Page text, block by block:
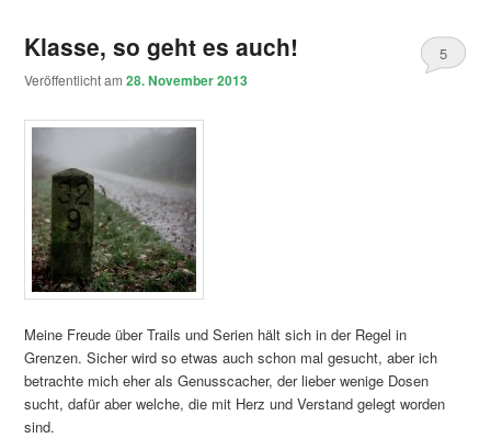
Klasse, so geht es auch!
Veröffentlicht am28. November 2013
5
Meine Freude über Trails und Serien hält sich in der Regel in
Grenzen. Sicher wird so etwas auch schon mal gesucht, aber ich
betrachte mich eher als Genusscacher, der lieber wenige Dosen
sucht, dafür aber welche, die mit Herz und Verstand gelegt worden
sind.